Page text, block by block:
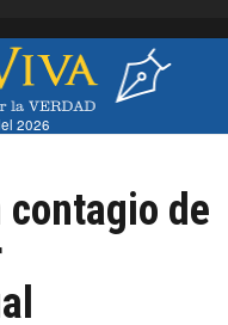
navigation
2026
contagio de